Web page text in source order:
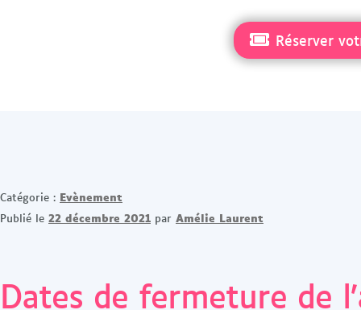
Réserver
Catégorie : Evènement
Publié le 22 décembre 2021 par Amélie Laurent
Dates de fermeture de